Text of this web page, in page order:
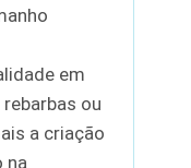
em
ou
a criação
na